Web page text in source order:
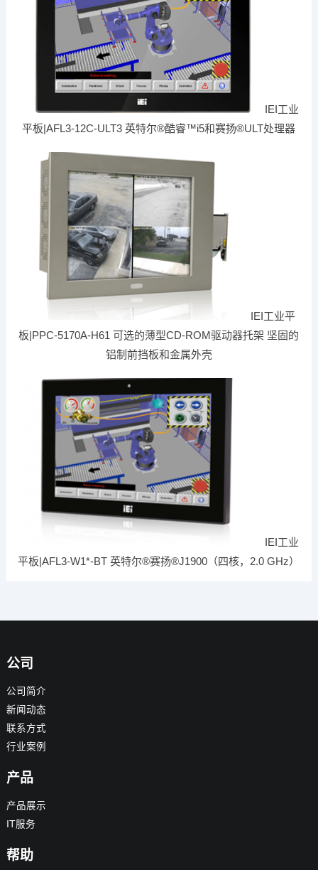
IEI工业
平板|AFL3-12C-ULT3 英特尔®酷睿™i5和赛扬®ULT处理器
IEI工业平
板|PPC-5170A-H61 可选的薄型CD-ROM驱动器托架 坚固的
铝制前挡板和金属外壳
IEI工业
平板|AFL3-W1*-BT 英特尔®赛扬®J1900（四核，2.0 GHz）
公司
公司简介
新闻动态
联系方式
行业案例
产品
产品展示
IT服务
帮助